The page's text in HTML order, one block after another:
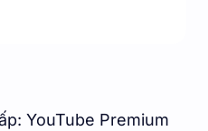
YouTube Premium